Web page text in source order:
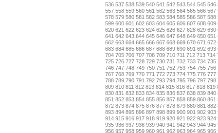
536 537 538 539 540 541 542 543 544 545 546
557 558 559 560 561 562 563 564 565 566 567
578 579 580 581 582 583 584 585 586 587 588
599 600 601 602 603 604 605 606 607 608 609
620 621 622 623 624 625 626 627 628 629 630
641 642 643 644 645 646 647 648 649 650 651
662 663 664 665 666 667 668 669 670 671 672
683 684 685 686 687 688 689 690 691 692 693
704 705 706 707 708 709 710 711 712 713 714
725 726 727 728 729 730 731 732 733 734 735
746 747 748 749 750 751 752 753 754 755 756
767 768 769 770 771 772 773 774 775 776 777
788 789 790 791 792 793 794 795 796 797 798
809 810 811 812 813 814 815 816 817 818 819
830 831 832 833 834 835 836 837 838 839 840
851 852 853 854 855 856 857 858 859 860 861
872 873 874 875 876 877 878 879 880 881 882
893 894 895 896 897 898 899 900 901 902 903
914 915 916 917 918 919 920 921 922 923 924
935 936 937 938 939 940 941 942 943 944 945
956 957 958 959 960 961 962 963 964 965 966